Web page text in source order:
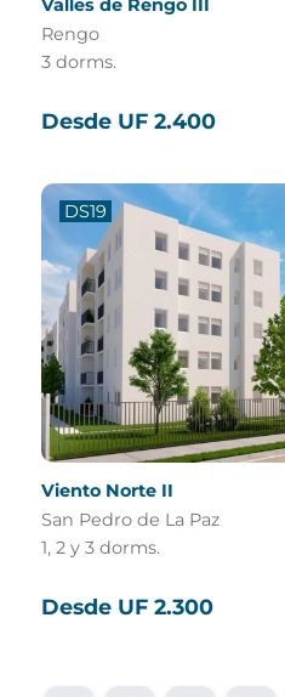
Valles de Rengo III
Rengo
3 dorms.
Desde UF 2.400
DS19
Viento Norte II
San Pedro de La Paz
1, 2 y 3 dorms.
Desde UF 2.300